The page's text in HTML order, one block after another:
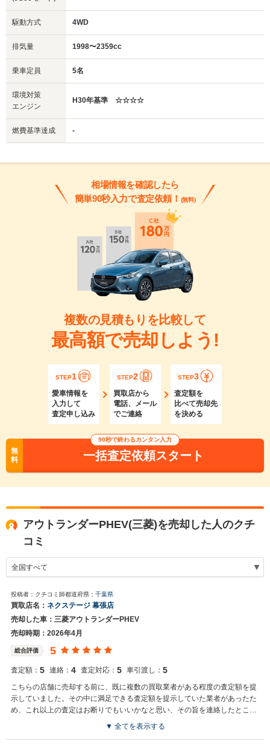
駆動方式 4WD
排気量 1998〜2359cc
乗車定員 5名
環境対策
エンジン
H30年基準 ☆☆☆☆
燃費基準達成 -
相場情報を確認したら
簡単90秒入力で査定依頼！ (無料)
複数の見積もりを比較して
最高額で売却しよう!
STEP1
愛車情報を
入力して
査定申し込み
STEP2
買取店から
電話、メール
でご連絡
STEP3
査定額を
比べて売却先
を決める
無
料
90秒で終わるカンタン入力
一括査定依頼スタート
アウトランダーPHEV(三菱)を売却した人のクチ
コミ
投稿者：クチコミ師都道府県： 千葉県
買取店名： ネクステージ 幕張店
売却した車：三菱アウトランダーPHEV
売却時期：2026年4月
総合評価 5
査定額： 5 連絡： 4 査定対応： 5 車引渡し： 5
こちらの店舗に売却する前に、既に複数の買取業者がある程度の査定額を提
示していました。その中に満足できる査定額を提示していた業者があったた
め、これ以上の査定はお断りでもいいかなと思い、その旨を連絡したとこ
ろ、「売却をお考えの車種の買い取りに自信があります。契約前にぜひ」と
買取店からの返信
▼ 全てを表示する